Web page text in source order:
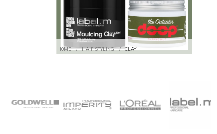
HOME / HAIR STYLING / CLAY